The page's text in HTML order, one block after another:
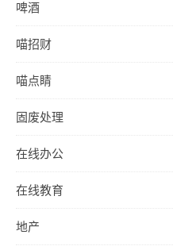
啤酒
喵招财
喵点睛
固废处理
在线办公
在线教育
地产